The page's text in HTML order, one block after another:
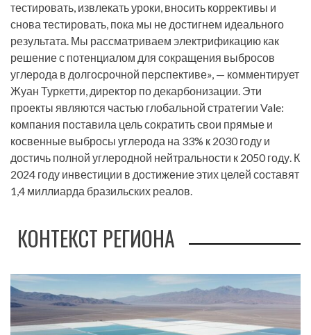
тестировать, извлекать уроки, вносить коррективы и
снова тестировать, пока мы не достигнем идеального
результата. Мы рассматриваем электрификацию как
решение с потенциалом для сокращения выбросов
углерода в долгосрочной перспективе», — комментирует
Жуан Туркетти, директор по декарбонизации. Эти
проекты являются частью глобальной стратегии Vale:
компания поставила цель сократить свои прямые и
косвенные выбросы углерода на 33% к 2030 году и
достичь полной углеродной нейтральности к 2050 году. К
2024 году инвестиции в достижение этих целей составят
1,4 миллиарда бразильских реалов.
КОНТЕКСТ РЕГИОНА